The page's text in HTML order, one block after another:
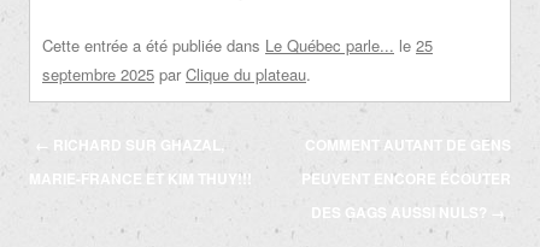
Cette entrée a été publiée dans Le Québec parle... le 25
septembre 2025 par Clique du plateau.
Navigation
des
articles
← RICHARD SUR GHAZAL,
MARIE-FRANCE ET KIM THUY!!!
COMMENT AUTANT DE GENS
PEUVENT ENCORE ÉCOUTER
DES GAGS AUSSI NULS? →